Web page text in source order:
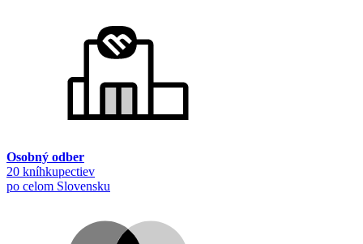
Osobný odber
20 kníhkupectiev
po celom Slovensku